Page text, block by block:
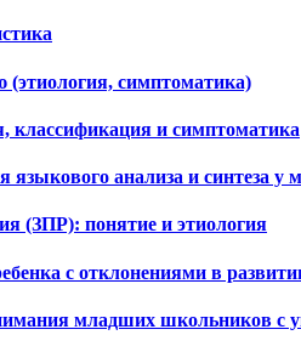
(этиология, симптоматика)
классификация и симптоматика
языкового анализа и синтеза
(ЗПР): понятие и этиология
с отклонениями в
младших школьников с